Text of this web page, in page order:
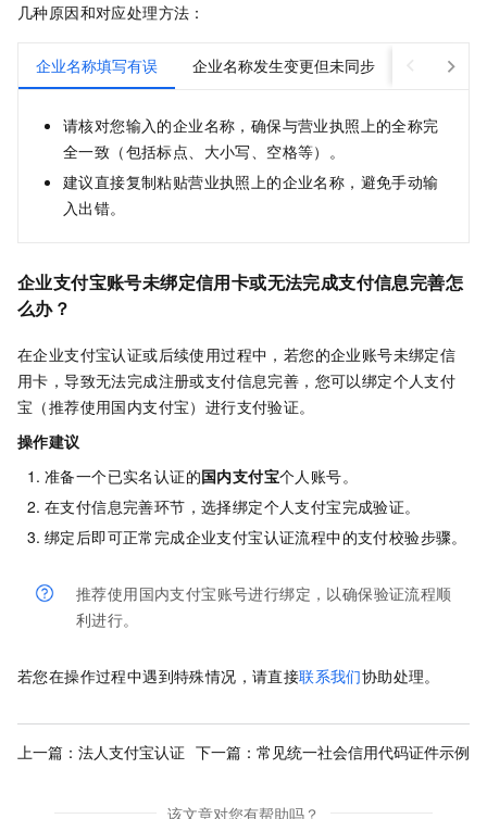
几种原因和对应处理方法：
企业名称填写有误 企业名称发生变更但未同步 企业类型
请核对您输入的企业名称，确保与营业执照上的全称完
全一致（包括标点、大小写、空格等）。
建议直接复制粘贴营业执照上的企业名称，避免手动输
入出错。
企业支付宝账号未绑定信用卡或无法完成支付信息完善怎
么办？
在企业支付宝认证或后续使用过程中，若您的企业账号未绑定信
用卡，导致无法完成注册或支付信息完善，您可以绑定个人支付
宝（推荐使用国内支付宝）进行支付验证。
操作建议
准备一个已实名认证的国内支付宝个人账号。
在支付信息完善环节，选择绑定个人支付宝完成验证。
绑定后即可正常完成企业支付宝认证流程中的支付校验步骤。
推荐使用国内支付宝账号进行绑定，以确保验证流程顺
利进行。
若您在操作过程中遇到特殊情况，请直接联系我们协助处理。
上一篇： 法人支付宝认证 下一篇： 常见统一社会信用代码证件示例
该文章对您有帮助吗？